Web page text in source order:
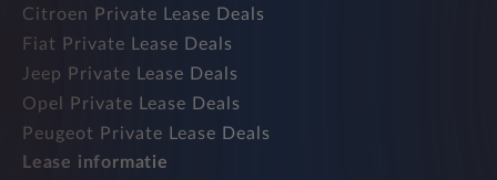
Citroen Private Lease Deals
Fiat Private Lease Deals
Jeep Private Lease Deals
Opel Private Lease Deals
Peugeot Private Lease Deals
Lease informatie